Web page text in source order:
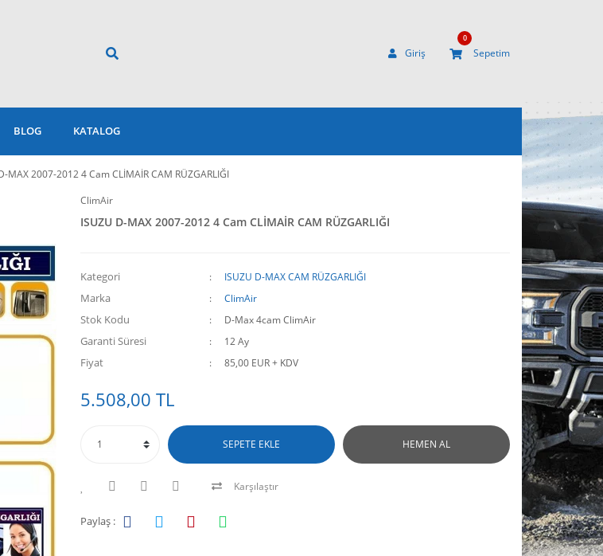
Giriş Sepetim
0
BLOG KATALOG
MAX 2007-2012 4 Cam CLİMAİR CAM RÜZGARLIĞI
ClimAir
ISUZU D-MAX 2007-2012 4 Cam CLİMAİR CAM RÜZGARLIĞI
Kategori ISUZU D-MAX CAM RÜZGARLIĞI
Marka ClimAir
Stok Kodu D-Max 4cam ClimAir
Garanti Süresi 12 Ay
Fiyat 85,00 EUR + KDV
5.508,00 TL
SEPETE EKLE HEMEN AL
Karşılaştır
Paylaş :